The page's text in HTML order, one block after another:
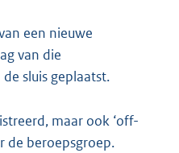
een nieuwe
van die
sluis geplaatst.
maar ook ‘off-
de beroepsgroep.